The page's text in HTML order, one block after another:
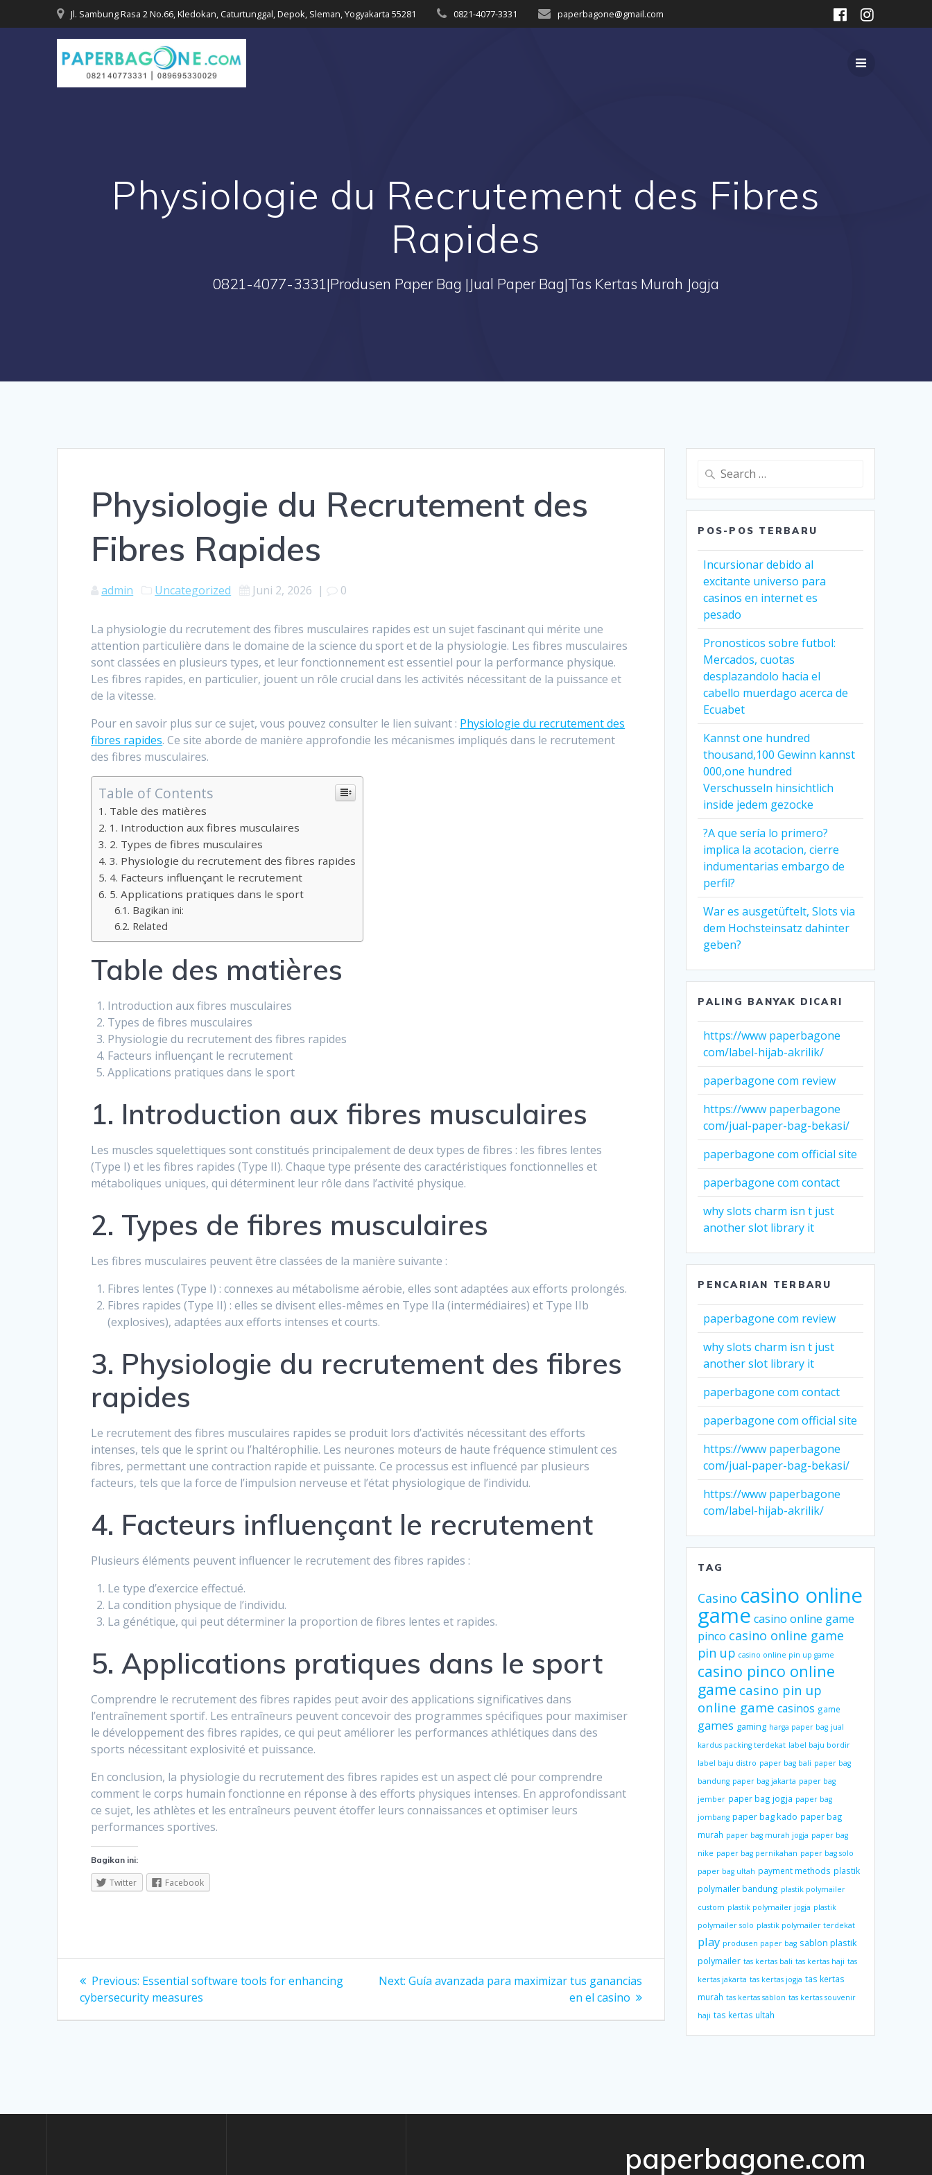
to
Jl. Sambung Rasa 2 No.66, Kledokan, Caturtunggal, Depok, Sleman, Yogyakarta 55281 0821-4077-3331 paperbagone@gmail.com
Physiologie du Recrutement des Fibres
Rapides
0821-4077-3331|Produsen Paper Bag |Jual Paper Bag|Tas Kertas Murah Jogja
Physiologie du Recrutement des
Fibres Rapides
admin Uncategorized Juni 2, 2026 | 0
La physiologie du recrutement des fibres musculaires rapides est un sujet fascinant qui mérite une
attention particulière dans le domaine de la science du sport et de la physiologie. Les fibres musculaires
sont classées en plusieurs types, et leur fonctionnement est essentiel pour la performance physique.
Les fibres rapides, en particulier, jouent un rôle crucial dans les activités nécessitant de la puissance et
de la vitesse.
Pour en savoir plus sur ce sujet, vous pouvez consulter le lien suivant : Physiologie du recrutement des
fibres rapides. Ce site aborde de manière approfondie les mécanismes impliqués dans le recrutement
des fibres musculaires.
Table of Contents
Table des matières
1. Introduction aux fibres musculaires
2. Types de fibres musculaires
3. Physiologie du recrutement des fibres rapides
4. Facteurs influençant le recrutement
5. Applications pratiques dans le sport
Bagikan ini:
Related
Table des matières
Introduction aux fibres musculaires
Types de fibres musculaires
Physiologie du recrutement des fibres rapides
Facteurs influençant le recrutement
Applications pratiques dans le sport
1. Introduction aux fibres musculaires
Les muscles squelettiques sont constitués principalement de deux types de fibres : les fibres lentes
(Type I) et les fibres rapides (Type II). Chaque type présente des caractéristiques fonctionnelles et
métaboliques uniques, qui déterminent leur rôle dans l’activité physique.
2. Types de fibres musculaires
Les fibres musculaires peuvent être classées de la manière suivante :
Fibres lentes (Type I) : connexes au métabolisme aérobie, elles sont adaptées aux efforts prolongés.
Fibres rapides (Type II) : elles se divisent elles-mêmes en Type IIa (intermédiaires) et Type IIb
(explosives), adaptées aux efforts intenses et courts.
3. Physiologie du recrutement des fibres
rapides
Le recrutement des fibres musculaires rapides se produit lors d’activités nécessitant des efforts
intenses, tels que le sprint ou l’haltérophilie. Les neurones moteurs de haute fréquence stimulent ces
fibres, permettant une contraction rapide et puissante. Ce processus est influencé par plusieurs
facteurs, tels que la force de l’impulsion nerveuse et l’état physiologique de l’individu.
4. Facteurs influençant le recrutement
Plusieurs éléments peuvent influencer le recrutement des fibres rapides :
Le type d’exercice effectué.
La condition physique de l’individu.
La génétique, qui peut déterminer la proportion de fibres lentes et rapides.
5. Applications pratiques dans le sport
Comprendre le recrutement des fibres rapides peut avoir des applications significatives dans
l’entraînement sportif. Les entraîneurs peuvent concevoir des programmes spécifiques pour maximiser
le développement des fibres rapides, ce qui peut améliorer les performances athlétiques dans des
sports nécessitant explosivité et puissance.
En conclusion, la physiologie du recrutement des fibres rapides est un aspect clé pour comprendre
comment le corps humain fonctionne en réponse à des efforts physiques intenses. En approfondissant
ce sujet, les athlètes et les entraîneurs peuvent étoffer leurs connaissances et optimiser leurs
performances sportives.
Bagikan ini:
Twitter Facebook
Navigasi
pos
Previous: Previous
post:
Essential software tools for enhancing
cybersecurity measures
Next: Next
Guía avanzada para maximizar tus ganancias
en el casino
Search
POS-POS TERBARU
Incursionar debido al
excitante universo para
casinos en internet es
pesado
Pronosticos sobre futbol:
Mercados, cuotas
desplazandolo hacia el
cabello muerdago acerca de
Ecuabet
Kannst one hundred
thousand,100 Gewinn kannst
000,one hundred
Verschusseln hinsichtlich
inside jedem gezocke
?A que serí­a lo primero?
implica la acotacion, cierre
indumentarias embargo de
perfil?
War es ausgetüftelt, Slots via
dem Hochsteinsatz dahinter
geben?
PALING BANYAK DICARI
https://www paperbagone
com/label-hijab-akrilik/
paperbagone com review
https://www paperbagone
com/jual-paper-bag-bekasi/
paperbagone com official site
paperbagone com contact
why slots charm isn t just
another slot library it
PENCARIAN TERBARU
paperbagone com review
why slots charm isn t just
another slot library it
paperbagone com contact
paperbagone com official site
https://www paperbagone
com/jual-paper-bag-bekasi/
https://www paperbagone
com/label-hijab-akrilik/
TAG
Casino casino online
game casino online game
pinco casino online game
pin up casino online pin up game
casino pinco online
game casino pin up
online game casinos game
games gaming harga paper bag jual
kardus packing terdekat label baju bordir
label baju distro paper bag bali paper bag
bandung paper bag jakarta paper bag
jember paper bag jogja paper bag
jombang paper bag kado paper bag
murah paper bag murah jogja paper bag
nike paper bag pernikahan paper bag solo
paper bag ultah payment methods plastik
polymailer bandung plastik polymailer
custom plastik polymailer jogja plastik
polymailer solo plastik polymailer terdekat
play produsen paper bag sablon plastik
polymailer tas kertas bali tas kertas haji tas
kertas jakarta tas kertas jogja tas kertas
murah tas kertas sablon tas kertas souvenir
haji tas kertas ultah
paperbagone.com